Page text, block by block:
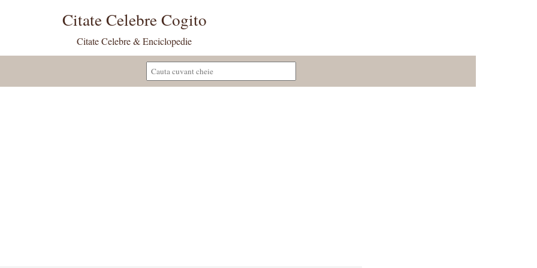
Citate Celebre Cogito
Citate Celebre & Enciclopedie